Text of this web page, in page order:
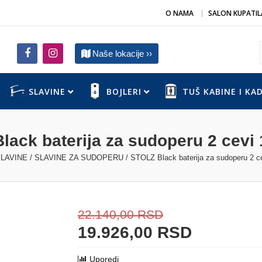
O NAMA SALON
Naše lokacije ››
SLAVINE BOJLERI TUŠ KABINE I
baterija za sudoperu 2 cevi
/ SLAVINE ZA SUDOPERU/ STOLZ Black baterija za sudoperu 2
22.140,00RSD
19.926,00 RSD
Uporedi